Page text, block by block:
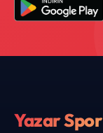
Yazar Spor